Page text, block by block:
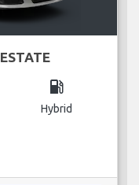
local_gas_station
Hybrid